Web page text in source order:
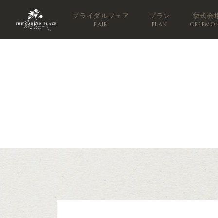
ブライダルフェア
FAIR
プラン
PLAN
挙式会